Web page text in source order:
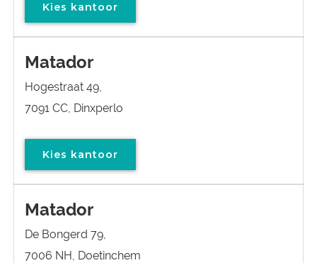
Kies kantoor
Matador
Hogestraat 49,
7091 CC, Dinxperlo
Kies kantoor
Matador
De Bongerd 79,
7006 NH, Doetinchem